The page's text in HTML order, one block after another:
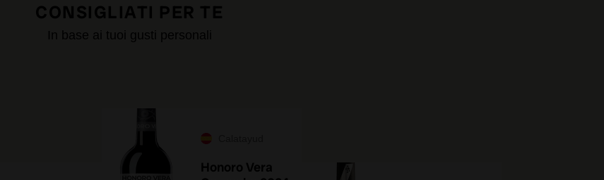
CONSIGLIATI PER TE
In base ai tuoi gusti personali
Honoro Vera